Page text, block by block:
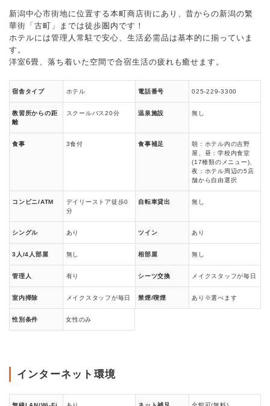
新潟中心市街地に位置する本町商店街にあり、昔からの新潟の繁
華街「古町」までは徒歩圏内です！
ホテルには管理人常駐で安心、生活必需品は基本的に揃っていま
す。
洋室6畳、落ち着いた空間で合宿生活の疲れも癒せます。
宿舎タイプ ホテル 電話番号 025-229-3300
教習所からの距
離
スクールバス20分 温泉施設 無し
食事 3食付 食事補足
朝：ホテル内の吉野
屋、昼：学校内食堂
(17種類のメニュー)、
夜：ホテル周辺の5店
舗から自由選択
コンビニ/ATM
デイリーストア徒歩0
分
自転車貸出 無し
シングル あり ツイン あり
3人/4人部屋 無し 相部屋 無し
管理人 有り シーツ交換 メイクスタッフが毎日
室内掃除 メイクスタッフが毎日 禁煙/喫煙 あり※選べます
性別条件 女性のみ
インターネット環境